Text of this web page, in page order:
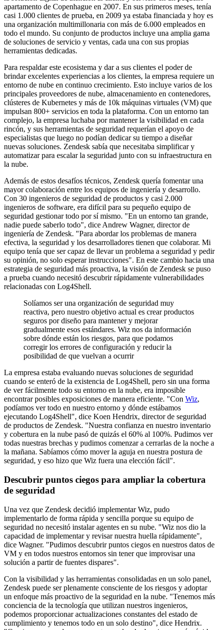
apartamento de Copenhague en 2007. En sus primeros meses, tenía
casi 1.000 clientes de prueba, en 2009 ya estaba financiada y hoy es
una organización multimillonaria con más de 6.000 empleados en
todo el mundo. Su conjunto de productos incluye una amplia gama
de soluciones de servicio y ventas, cada una con sus propias
herramientas dedicadas.
Para respaldar este ecosistema y dar a sus clientes el poder de
brindar excelentes experiencias a los clientes, la empresa requiere un
entorno de nube en continuo crecimiento. Esto incluye varios de los
principales proveedores de nube, almacenamiento en contenedores,
clústeres de Kubernetes y más de 10k máquinas virtuales (VM) que
impulsan 800+ servicios en toda la plataforma. Con un entorno tan
complejo, la empresa luchaba por mantener la visibilidad en cada
rincón, y sus herramientas de seguridad requerían el apoyo de
especialistas que luego no podían dedicar su tiempo a diseñar
nuevas soluciones. Zendesk sabía que necesitaba simplificar y
automatizar para escalar la seguridad junto con su infraestructura en
la nube.
Además de estos desafíos técnicos, Zendesk quería fomentar una
mayor colaboración entre los equipos de ingeniería y desarrollo.
Con 30 ingenieros de seguridad de productos y casi 2.000
ingenieros de software, era difícil para su pequeño equipo de
seguridad gestionar todo por sí mismo. "En un entorno tan grande,
nadie puede saberlo todo", dice Andrew Wagner, director de
ingeniería de Zendesk. "Para abordar los problemas de manera
efectiva, la seguridad y los desarrolladores tienen que colaborar. Mi
equipo tenía que ser capaz de llevar un problema a seguridad y pedir
su opinión, no solo esperar instrucciones". En este cambio hacia una
estrategia de seguridad más proactiva, la visión de Zendesk se puso
a prueba cuando necesitó descubrir rápidamente vulnerabilidades
relacionadas con Log4Shell.
Solíamos ser una organización de seguridad muy
reactiva, pero nuestro objetivo actual es crear productos
seguros por diseño para mantener y mejorar
gradualmente esos estándares. Wiz nos da información
sobre dónde están los riesgos, para que podamos
corregir los errores de configuración y reducir la
posibilidad de que vuelvan a ocurrir
La empresa estaba evaluando nuevas soluciones de seguridad
cuando se enteró de la existencia de Log4Shell, pero sin una forma
de ver fácilmente todo su entorno en la nube, era imposible
encontrar posibles exposiciones de manera eficiente. "Con Wiz,
podíamos ver todo en nuestro entorno y dónde estábamos
ejecutando Log4Shell", dice Koen Hendrix, director de seguridad
de productos de Zendesk. "Nuestra confianza en nuestro inventario
y cobertura en la nube pasó de quizás el 60% al 100%. Pudimos ver
todas nuestras brechas y pudimos comenzar a cerrarlas de la noche a
la mañana. Sabíamos cómo mover la aguja en nuestra postura de
seguridad, y eso hizo que Wiz fuera una elección fácil".
Descubrir puntos ciegos para ampliar la cobertura
de seguridad
Una vez que Zendesk decidió implementar Wiz, pudo
implementarlo de forma rápida y sencilla porque su equipo de
seguridad no necesitó instalar agentes en su nube. "Wiz nos dio la
capacidad de implementar y revisar nuestra huella rápidamente",
dice Wagner. "Pudimos descubrir puntos ciegos en nuestros datos de
VM y en todos nuestros entornos sin tener que improvisar una
solución a partir de fuentes dispares".
Con la visibilidad y las herramientas consolidadas en un solo panel,
Zendesk puede ser plenamente consciente de los riesgos y adoptar
un enfoque más proactivo de la seguridad en la nube. "Tenemos más
conciencia de la tecnología que utilizan nuestros ingenieros,
podemos proporcionar actualizaciones constantes del estado de
cumplimiento y tenemos todo en un solo destino", dice Hendrix.